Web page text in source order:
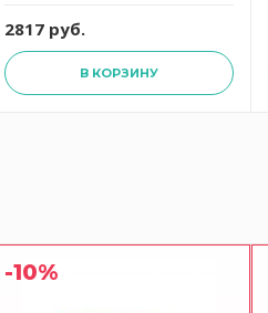
2817 руб.
В КОРЗИНУ
-10%